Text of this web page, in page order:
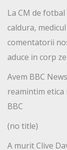
La CM de
caldura,
comentatorii
aduce in corp
Avem BBC
reamintim
BBC
(no title)
A murit Clive